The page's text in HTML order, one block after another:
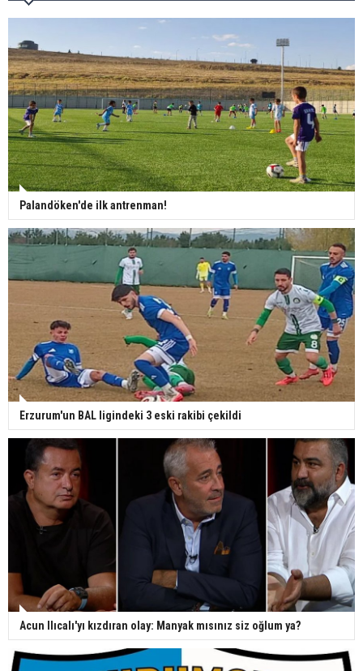
Palandöken'de ilk antrenman!
Erzurum'un BAL ligindeki 3 eski rakibi çekildi
Acun Ilıcalı'yı kızdıran olay: Manyak mısınız siz oğlum ya?